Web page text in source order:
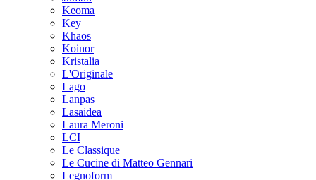
Keoma
Key
Khaos
Koinor
Kristalia
L'Originale
Lago
Lanpas
Lasaidea
Laura Meroni
LCI
Le Classique
Le Cucine di Matteo Gennari
Legnoform